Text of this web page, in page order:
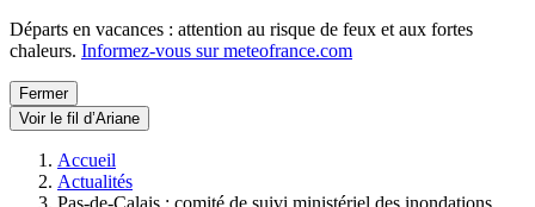
Départs en vacances : attention au risque de feux et aux fortes
chaleurs. Informez-vous sur meteofrance.com
Fermer
Voir le fil d’Ariane
Accueil
Actualités
Pas-de-Calais : comité de suivi ministériel des inondations